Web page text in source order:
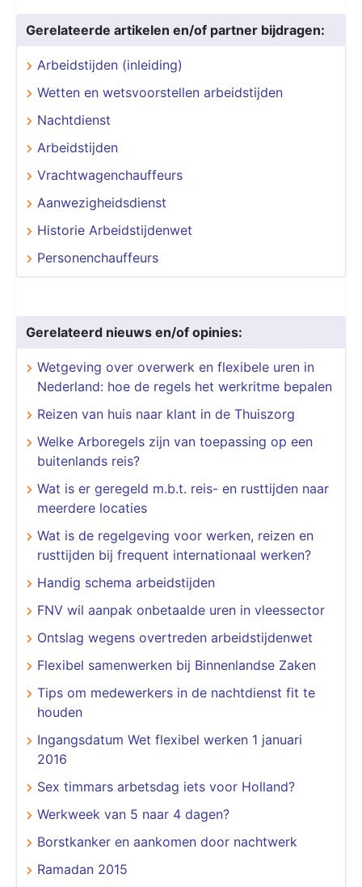
Gerelateerde artikelen en/of partner bijdragen:
Arbeidstijden (inleiding)
Wetten en wetsvoorstellen arbeidstijden
Nachtdienst
Arbeidstijden
Vrachtwagenchauffeurs
Aanwezigheidsdienst
Historie Arbeidstijdenwet
Personenchauffeurs
Gerelateerd nieuws en/of opinies:
Wetgeving over overwerk en flexibele uren in
Nederland: hoe de regels het werkritme bepalen
Reizen van huis naar klant in de Thuiszorg
Welke Arboregels zijn van toepassing op een
buitenlands reis?
Wat is er geregeld m.b.t. reis- en rusttijden naar
meerdere locaties
Wat is de regelgeving voor werken, reizen en
rusttijden bij frequent internationaal werken?
Handig schema arbeidstijden
FNV wil aanpak onbetaalde uren in vleessector
Ontslag wegens overtreden arbeidstijdenwet
Flexibel samenwerken bij Binnenlandse Zaken
Tips om medewerkers in de nachtdienst fit te
houden
Ingangsdatum Wet flexibel werken 1 januari
2016
Sex timmars arbetsdag iets voor Holland?
Werkweek van 5 naar 4 dagen?
Borstkanker en aankomen door nachtwerk
Ramadan 2015